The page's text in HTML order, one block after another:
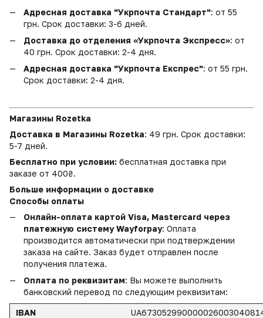
Адресная доставка "Укрпочта Стандарт": от 55
грн. Срок доставки: 3-6 дней.
Доставка до отделения «Укрпочта Экспресс»: от
40 грн. Срок доставки: 2-4 дня.
Адресная доставка "Укрпочта Експрес": от 55 грн.
Срок доставки: 2-4 дня.
Магазины Rozetka
Доставка в Магазины Rozetka: 49 грн. Срок доставки:
5-7 дней.
Бесплатно при условии: бесплатная доставка при
заказе от 400₴.
Больше информации о доставке
Способы оплаты
Онлайн-оплата картой Visa, Mastercard через
платежную систему Wayforpay: Оплата
производится автоматически при подтверждении
заказа на сайте. Заказ будет отправлен после
получения платежа.
Оплата по реквизитам: Вы можете выполнить
банковский перевод по следующим реквизитам:
IBAN